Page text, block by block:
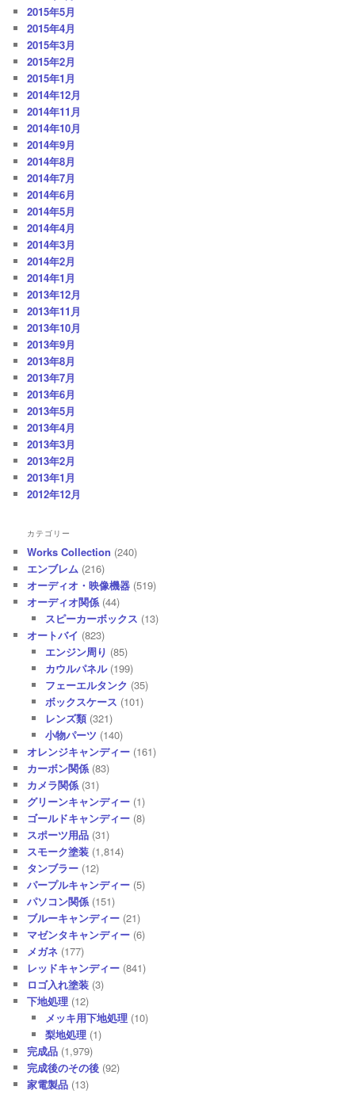
2015年5月
2015年4月
2015年3月
2015年2月
2015年1月
2014年12月
2014年11月
2014年10月
2014年9月
2014年8月
2014年7月
2014年6月
2014年5月
2014年4月
2014年3月
2014年2月
2014年1月
2013年12月
2013年11月
2013年10月
2013年9月
2013年8月
2013年7月
2013年6月
2013年5月
2013年4月
2013年3月
2013年2月
2013年1月
2012年12月
カテゴリー
Works Collection (240)
エンブレム (216)
オーディオ・映像機器 (519)
オーディオ関係 (44)
スピーカーボックス (13)
オートバイ (823)
エンジン周り (85)
カウルパネル(199)
フェーエルタンク (35)
ボックスケース (101)
レンズ類(321)
小物パーツ (140)
オレンジキャンディー (161)
カーボン関係 (83)
カメラ関係 (31)
グリーンキャンディー (1)
ゴールドキャンディー (8)
スポーツ用品 (31)
スモーク塗装 (1,814)
タンブラー (12)
パープルキャンディー (5)
パソコン関係 (151)
ブルーキャンディー (21)
マゼンタキャンディー (6)
メガネ (177)
レッドキャンディー (841)
ロゴ入れ塗装 (3)
下地処理 (12)
メッキ用下地処理(10)
梨地処理(1)
完成品 (1,979)
完成後のその後 (92)
家電製品 (13)